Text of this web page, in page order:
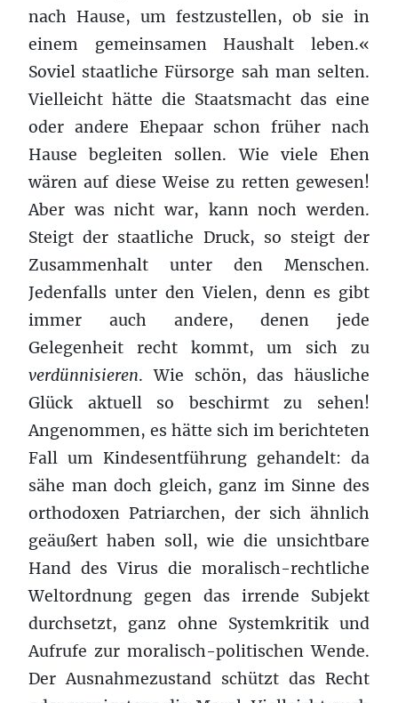
nach Hause, um festzustellen, ob sie in
einem gemeinsamen Haushalt leben.«
Soviel staatliche Fürsorge sah man selten.
Vielleicht hätte die Staatsmacht das eine
oder andere Ehepaar schon früher nach
Hause begleiten sollen. Wie viele Ehen
wären auf diese Weise zu retten gewesen!
Aber was nicht war, kann noch werden.
Steigt der staatliche Druck, so steigt der
Zusammenhalt unter den Menschen.
Jedenfalls unter den Vielen, denn es gibt
immer auch andere, denen jede
Gelegenheit recht kommt, um sich zu
verdünnisieren. Wie schön, das häusliche
Glück aktuell so beschirmt zu sehen!
Angenommen, es hätte sich im berichteten
Fall um Kindesentführung gehandelt: da
sähe man doch gleich, ganz im Sinne des
orthodoxen Patriarchen, der sich ähnlich
geäußert haben soll, wie die unsichtbare
Hand des Virus die moralisch-rechtliche
Weltordnung gegen das irrende Subjekt
durchsetzt, ganz ohne Systemkritik und
Aufrufe zur moralisch-politischen Wende.
Der Ausnahmezustand schützt das Recht